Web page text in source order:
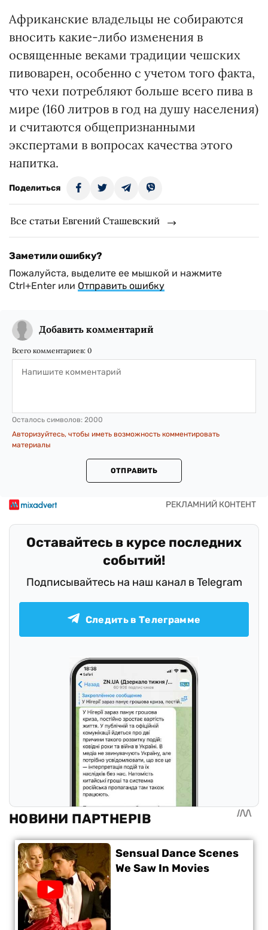
Африканские владельцы не собираются
вносить какие-либо изменения в
освященные веками традиции чешских
пивоварен, особенно с учетом того факта,
что чехи потребляют больше всего пива в
мире (160 литров в год на душу населения)
и считаются общепризнанными
экспертами в вопросах качества этого
напитка.
Поделиться
Все статьи Евгений Сташевский
Заметили ошибку?
Пожалуйста, выделите ее мышкой и нажмите
Ctrl+Enter или Отправить ошибку
Добавить комментарий
Всего комментариев: 0
Осталось символов: 2000
Авторизуйтесь, чтобы иметь возможность комментировать
материалы
ОТПРАВИТЬ
Оставайтесь в курсе последних
событий!
Подписывайтесь на наш канал в Telegram
Следить в Телеграмме